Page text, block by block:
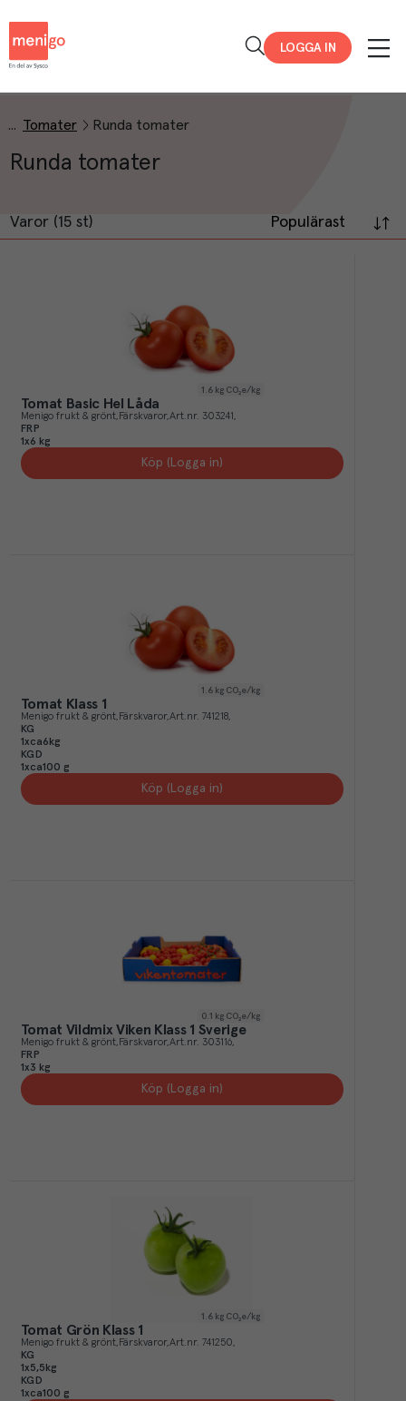
LOGGA IN
Tomater Runda tomater
Runda tomater
Varor (15 st) Populärast
1.6 kg CO₂e/kg
Tomat Basic Hel Låda
Menigo frukt & grönt Färskvaror Art.nr. 303241
FRP
1x6 kg
Köp (Logga in)
1.6 kg CO₂e/kg
Tomat Klass 1
Menigo frukt & grönt Färskvaror Art.nr. 741218
KG
1xca6kg
KGD
1xca100 g
Köp (Logga in)
0.1 kg CO₂e/kg
Tomat Vildmix Viken Klass 1 Sverige
Menigo frukt & grönt Färskvaror Art.nr. 303116
FRP
1x3 kg
Köp (Logga in)
1.6 kg CO₂e/kg
Tomat Grön Klass 1
Menigo frukt & grönt Färskvaror Art.nr. 741250
KG
1x5,5kg
KGD
1xca100 g